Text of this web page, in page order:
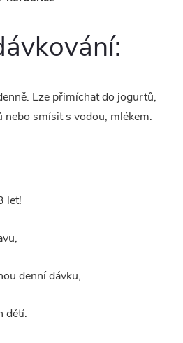
Lze přimíchat do jogurtů,
smísit s vodou, mlékem.
let!
denní dávku,
dětí.